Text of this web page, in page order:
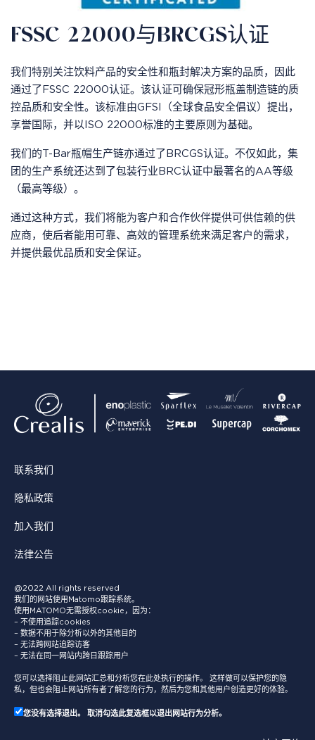
FSSC 22000与BRCGS认证
我们特别关注饮料产品的安全性和瓶封解决方案的品质，因此
通过了FSSC 22000认证。该认证可确保冠形瓶盖制造链的质
控品质和安全性。该标准由GFSI（全球食品安全倡议）提出，
享誉国际，并以ISO 22000标准的主要原则为基础。
我们的T-Bar瓶帽生产链亦通过了BRCGS认证。不仅如此，集
团的生产系统还达到了包装行业BRC认证中最著名的AA等级
（最高等级）。
通过这种方式，我们将能为客户和合作伙伴提供可供信赖的供
应商，使后者能用可靠、高效的管理系统来满足客户的需求，
并提供最优品质和安全保证。
联系我们
隐私政策
加入我们
法律公告
@2022 All rights reserved
我们的网站使用Matomo跟踪系统。
使用MATOMO无需授权cookie，因为：
– 不使用追踪cookies
– 数据不用于除分析以外的其他目的
– 无法跨网站追踪访客
– 无法在同一网站内跨日跟踪用户
您可以选择阻止此网站汇总和分析您在此处执行的操作。 这样做可以保护您的隐
私，但也会阻止网站所有者了解您的行为，然后为您和其他用户创造更好的体验。
您没有选择退出。 取消勾选此复选框以退出网站行为分析。